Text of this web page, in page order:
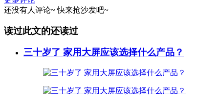
还没有人评论~ 快来抢沙发吧~
读过此文的还读过
三十岁了 家用大屏应该选择什么产品？